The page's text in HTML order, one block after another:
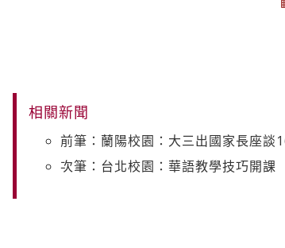
相關新聞
前筆：蘭陽校園：大三出國家長座談
次筆：台北校園：華語教學技巧開課